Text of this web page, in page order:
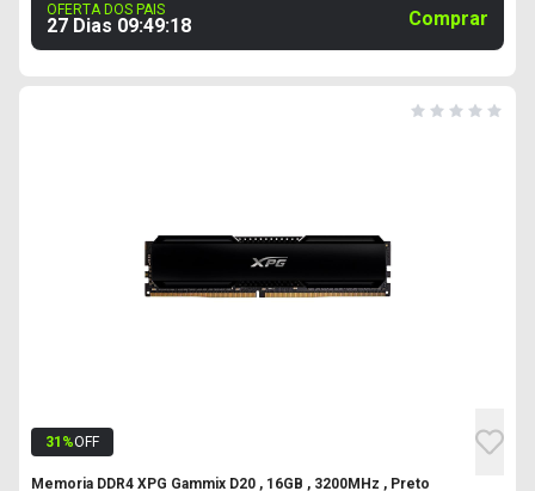
OFERTA DOS PAIS
27 Dias 09:49:17 Comprar
31 %OFF
Memoria DDR4 XPG Gammix D20 , 16GB , 3200MHz , Preto